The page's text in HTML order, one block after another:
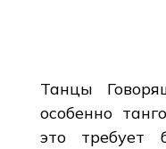
Танцы
особенно
это требует